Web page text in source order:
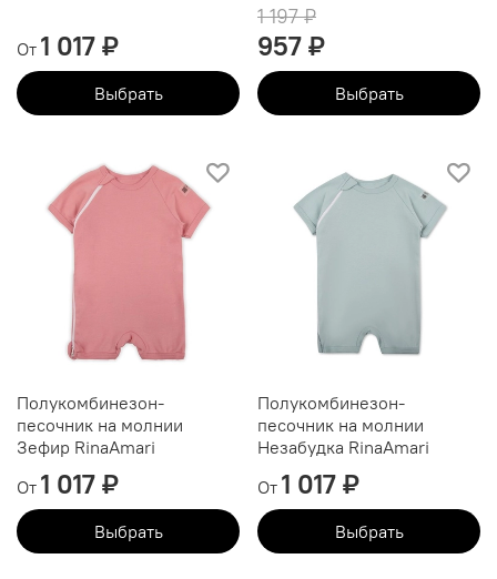
От 1 017 ₽
Выбрать
1 197 ₽
957 ₽
Выбрать
Полукомбинезон-
песочник на молнии
Зефир RinaAmari
От 1 017 ₽
Выбрать
Полукомбинезон-
песочник на молнии
Незабудка RinaAmari
От 1 017 ₽
Выбрать